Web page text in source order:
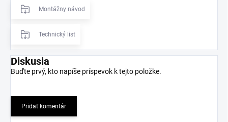
Montážny návod
Technický list
Diskusia
Buďte prvý, kto napíše príspevok k tejto položke.
Pridať komentár